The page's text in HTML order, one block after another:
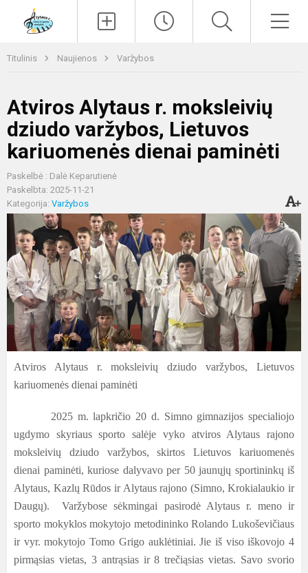
Titulinis Naujienos Varžybos
Atviros Alytaus r. moksleivių
dziudo varžybos, Lietuvos
kariuomenės dienai paminėti
Paskelbė : Dalė Keparutienė
Paskelbta: 2025-11-21
Kategorija: Varžybos
Atviros Alytaus r. moksleivių dziudo varžybos, Lietuvos
kariuomenės dienai paminėti
2025 m. lapkričio 20 d. Simno gimnazijos specialiojo
ugdymo skyriaus sporto salėje vyko atviros Alytaus rajono
moksleivių dziudo varžybos, skirtos Lietuvos kariuomenės
dienai paminėti, kuriose dalyvavo per 50 jaunųjų sportininkų iš
Alytaus, Kazlų Rūdos ir Alytaus rajono (Simno, Krokialaukio ir
Daugų). Varžybose sėkmingai pasirodė Alytaus r. meno ir
sporto mokyklos mokytojo metodininko Rolando Lukoševičiaus
ir vyr. mokytojo Tomo Grigo auklėtiniai. Jie iš viso iškovojo 4
pirmąsias vietas, 3 antrąsias ir 8 trečiąsias vietas. Savo svorio